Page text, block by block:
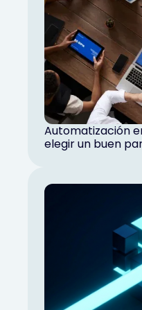
Automatización
elegir un buen